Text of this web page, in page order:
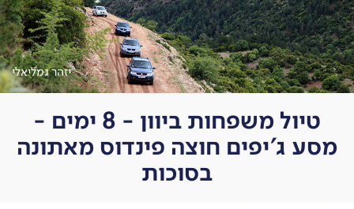
יזהר גמליאלי
טיול משפחות ביוון - 8 ימים -
מסע ג'יפים חוצה פינדוס מאתונה
בסוכות